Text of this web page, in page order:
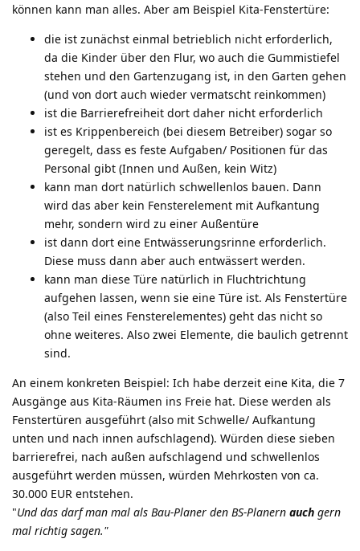
können kann man alles. Aber am Beispiel Kita-Fenstertüre:
die ist zunächst einmal betrieblich nicht erforderlich,
da die Kinder über den Flur, wo auch die Gummistiefel
stehen und den Gartenzugang ist, in den Garten gehen
(und von dort auch wieder vermatscht reinkommen)
ist die Barrierefreiheit dort daher nicht erforderlich
ist es Krippenbereich (bei diesem Betreiber) sogar so
geregelt, dass es feste Aufgaben/ Positionen für das
Personal gibt (Innen und Außen, kein Witz)
kann man dort natürlich schwellenlos bauen. Dann
wird das aber kein Fensterelement mit Aufkantung
mehr, sondern wird zu einer Außentüre
ist dann dort eine Entwässerungsrinne erforderlich.
Diese muss dann aber auch entwässert werden.
kann man diese Türe natürlich in Fluchtrichtung
aufgehen lassen, wenn sie eine Türe ist. Als Fenstertüre
(also Teil eines Fensterelementes) geht das nicht so
ohne weiteres. Also zwei Elemente, die baulich getrennt
sind.
An einem konkreten Beispiel: Ich habe derzeit eine Kita, die 7
Ausgänge aus Kita-Räumen ins Freie hat. Diese werden als
Fenstertüren ausgeführt (also mit Schwelle/ Aufkantung
unten und nach innen aufschlagend). Würden diese sieben
barrierefrei, nach außen aufschlagend und schwellenlos
ausgeführt werden müssen, würden Mehrkosten von ca.
30.000 EUR entstehen.
"Und das darf man mal als Bau-Planer den BS-Planern auch gern
mal richtig sagen."